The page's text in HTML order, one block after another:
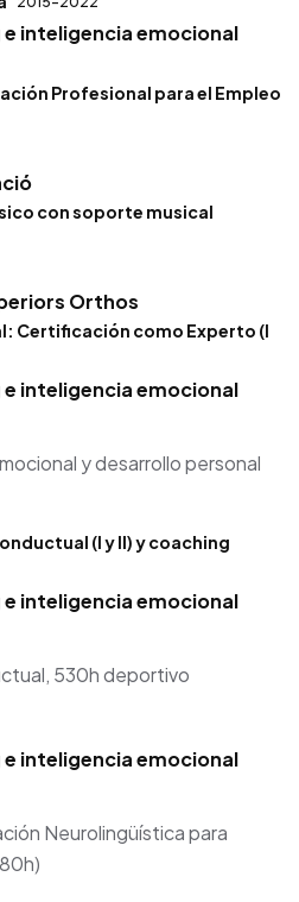
inteligencia emocional
Profesional para el Empleo
con soporte musical
Orthos
Certificación como Experto (I
inteligencia emocional
y desarrollo personal
(I y II) y coaching
inteligencia emocional
530h deportivo
inteligencia emocional
Neurolingüística para